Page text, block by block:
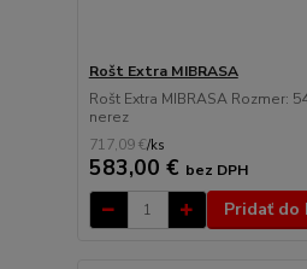
Rošt Extra MIBRASA
Rošt Extra MIBRASA Rozmer:
nerez
717,09 €/ks
583,00 € bez DPH
Pridať do